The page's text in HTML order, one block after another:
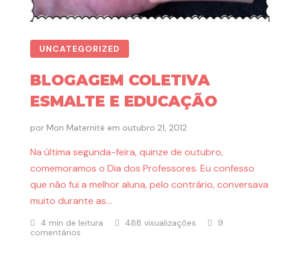
UNCATEGORIZED
BLOGAGEM COLETIVA
ESMALTE E EDUCAÇÃO
por Mon Maternité em outubro 21, 2012
Na última segunda-feira, quinze de outubro,
comemoramos o Dia dos Professores. Eu confesso
que não fui a melhor aluna, pelo contrário, conversava
muito durante as…
4 min de leitura 488 visualizações
9
comentários